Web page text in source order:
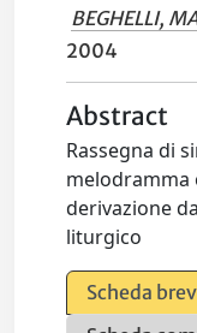
BEGHELLI,
2004
Abstract
Rassegna di
melodramma
derivazione
liturgico
Scheda